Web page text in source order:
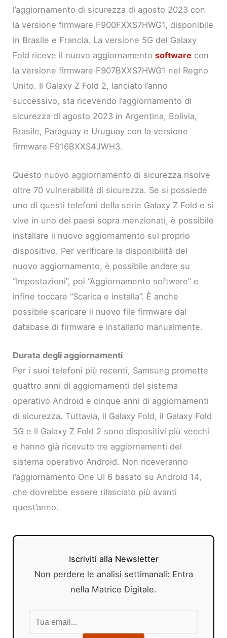
l’aggiornamento di sicurezza di agosto 2023 con
la versione firmware F900FXXS7HWG1, disponibile
in Brasile e Francia. La versione 5G del Galaxy
Fold riceve il nuovo aggiornamentosoftware con
la versione firmware F907BXXS7HWG1 nel Regno
Unito. Il Galaxy Z Fold 2, lanciato l’anno
successivo, sta ricevendo l’aggiornamento di
sicurezza di agosto 2023 in Argentina, Bolivia,
Brasile, Paraguay e Uruguay con la versione
firmware F916BXXS4JWH3.
Questo nuovo aggiornamento di sicurezza risolve
oltre 70 vulnerabilità di sicurezza. Se si possiede
uno di questi telefoni della serie Galaxy Z Fold e si
vive in uno dei paesi sopra menzionati, è possibile
installare il nuovo aggiornamento sul proprio
dispositivo. Per verificare la disponibilità del
nuovo aggiornamento, è possibile andare su
“Impostazioni”, poi “Aggiornamento software” e
infine toccare “Scarica e installa”. È anche
possibile scaricare il nuovo file firmware dal
database di firmware e installarlo manualmente.
Durata degli aggiornamenti
Per i suoi telefoni più recenti, Samsung promette
quattro anni di aggiornamenti del sistema
operativo Android e cinque anni di aggiornamenti
di sicurezza. Tuttavia, il Galaxy Fold, il Galaxy Fold
5G e il Galaxy Z Fold 2 sono dispositivi più vecchi
e hanno già ricevuto tre aggiornamenti del
sistema operativo Android. Non riceveranno
l’aggiornamento One UI 6 basato su Android 14,
che dovrebbe essere rilasciato più avanti
quest’anno.
Iscriviti alla Newsletter
Non perdere le analisi settimanali: Entra
nella Matrice Digitale.